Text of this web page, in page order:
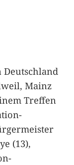
Deutschland
Mainz
Treffen
(13),